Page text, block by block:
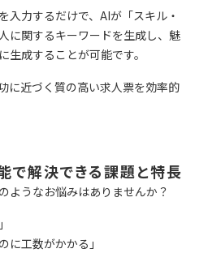
入力するだけで、AIが「スキル・
に関するキーワードを生成し、魅
生成することが可能です。
に近づく質の高い求人票を効率的
解決できる課題と特長
ようなお悩みはありませんか？
に工数がかかる」